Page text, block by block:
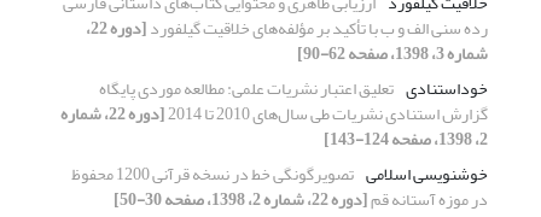
رده‌ سنی الف و ب با تأکید بر مؤلفه‌های خلاقیت گیلفورد [دوره 22،
شماره 3، 1398، صفحه 62-90]
خوداستنادی تعلیق اعتبار نشریات علمی: مطالعه موردی پایگاه
گزارش استنادی نشریات طی سال‌های 2010 تا 2014 [دوره 22، شماره
2، 1398، صفحه 124-143]
خوشنویسی اسلامی
تصویرگونگی خط در نسخه قرآنی 1200 محفوظ
در موزه آستانه قم[دوره 22، شماره 2، 1398، صفحه 30-50]